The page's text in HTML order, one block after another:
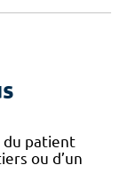
du patient
ou d’un